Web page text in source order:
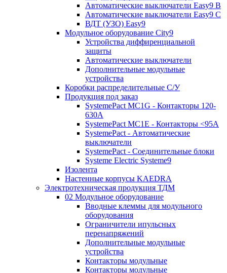
Автоматические выключатели Easy9 В
Автоматические выключатели Easy9 С
ВДТ (УЗО) Easy9
Модульное оборудование City9
Устройства диффиренциальной
защиты
Автоматические выключатели
Дополнительные модульные
устройства
Коробки распределительные C/У
Продукция под заказ
SystemePact MC1G - Контакторы 120-
630A
SystemePact MC1E - Контакторы <95A
SystemePact - Автоматические
выключатели
SystemePact - Соединительные блоки
Systeme Electric Systeme9
Изолента
Настенные корпусы KAEDRA
Электротехническая продукция ТДМ
02 Модульное оборудование
Вводные клеммы для модульного
оборудования
Ограничители ипульсных
перенапряжений
Дополнительные модульные
устройства
Контакторы модульные
Контакторы модульные